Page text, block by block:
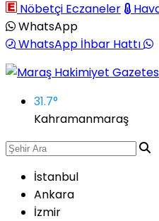
Nöbetçi Eczaneler
WhatsApp
WhatsApp İhbar Hattı
31.7°
Kahramanmaraş
İstanbul
Ankara
İzmir